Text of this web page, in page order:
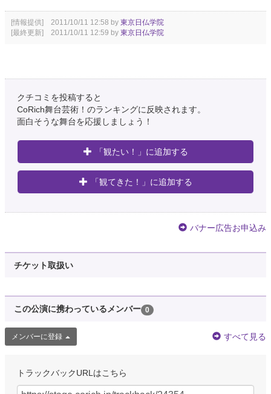
[情報提供] 2011/10/11 12:58 by 東京日仏学院
[最終更新] 2011/10/11 12:59 by 東京日仏学院
クチコミを投稿すると
CoRich舞台芸術！のランキングに反映されます。
面白そうな舞台を応援しましょう！
「観たい！」に追加する
「観てきた！」に追加する
バナー広告お申込み
チケット取扱い
この公演に携わっているメンバー 0
メンバーに登録 すべて見る
トラックバックURLはこちら